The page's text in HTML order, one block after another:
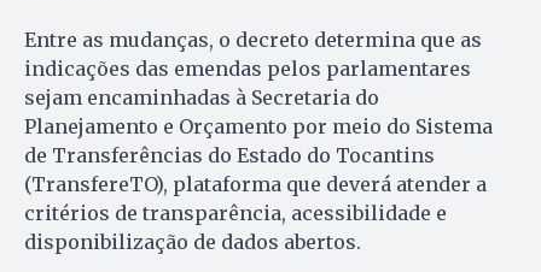
Entre as mudanças, o decreto determina que as
indicações das emendas pelos parlamentares
sejam encaminhadas à Secretaria do
Planejamento e Orçamento por meio do Sistema
de Transferências do Estado do Tocantins
(TransfereTO), plataforma que deverá atender a
critérios de transparência, acessibilidade e
disponibilização de dados abertos.